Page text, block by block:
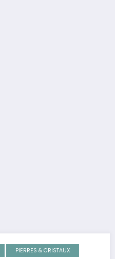
PIERRES & CRISTAUX